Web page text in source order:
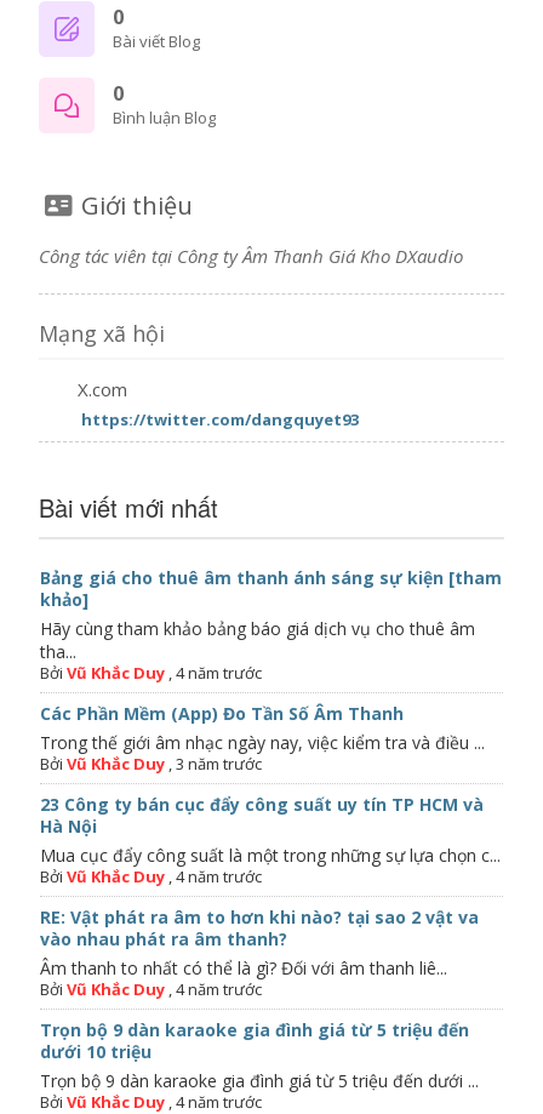
0
Bài viết Blog
0
Bình luận Blog
Giới thiệu
Công tác viên tại Công ty Âm Thanh Giá Kho DXaudio
Mạng xã hội
X.com
https://twitter.com/dangquyet93
Bài viết mới nhất
Bảng giá cho thuê âm thanh ánh sáng sự kiện [tham
khảo]
Hãy cùng tham khảo bảng báo giá dịch vụ cho thuê âm
tha...
Bởi Vũ Khắc Duy ,4 năm trước
Các Phần Mềm (App) Đo Tần Số Âm Thanh
Trong thế giới âm nhạc ngày nay, việc kiểm tra và điều ...
Bởi Vũ Khắc Duy ,3 năm trước
23 Công ty bán cục đẩy công suất uy tín TP HCM và
Hà Nội
Mua cục đẩy công suất là một trong những sự lựa chọn c...
Bởi Vũ Khắc Duy ,4 năm trước
RE: Vật phát ra âm to hơn khi nào? tại sao 2 vật va
vào nhau phát ra âm thanh?
Âm thanh to nhất có thể là gì? Đối với âm thanh liê...
Bởi Vũ Khắc Duy ,4 năm trước
Trọn bộ 9 dàn karaoke gia đình giá từ 5 triệu đến
dưới 10 triệu
Trọn bộ 9 dàn karaoke gia đình giá từ 5 triệu đến dưới ...
Bởi Vũ Khắc Duy ,4 năm trước